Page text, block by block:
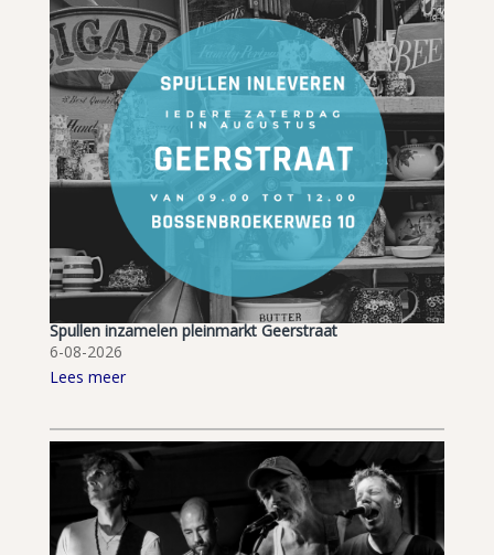
Spullen inzamelen pleinmarkt Geerstraat
6-08-2026
Lees meer